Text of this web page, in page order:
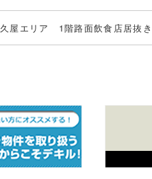
久屋エリア 1階路面飲食店居抜